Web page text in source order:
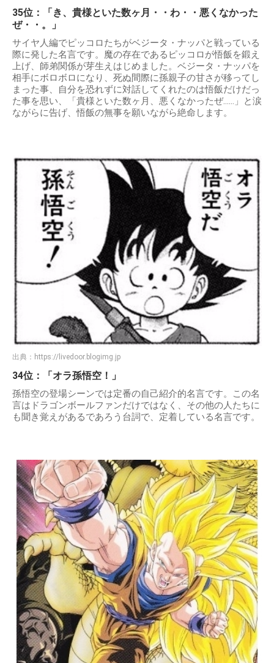
35位：「き、貴様といた数ヶ月・・わ・・悪くなかった
ぜ・・。」
サイヤ人編でピッコロたちがベジータ・ナッパと戦っている
際に発した名言です。魔の存在であるピッコロが悟飯を鍛え
上げ、師弟関係が芽生えはじめました。ベジータ・ナッパを
相手にボロボロになり、死ぬ間際に孫親子の甘さが移ってし
まった事、自分を恐れずに対話してくれたのは悟飯だけだっ
た事を思い、「貴様といた数ヶ月、悪くなかったぜ……」と涙
ながらに告げ、悟飯の無事を願いながら絶命します。
出典： https://livedoor.blogimg.jp
34位：「オラ孫悟空！」
孫悟空の登場シーンでは定番の自己紹介的名言です。この名
言はドラゴンボールファンだけではなく、その他の人たちに
も聞き覚えがあるであろう台詞で、定着している名言です。